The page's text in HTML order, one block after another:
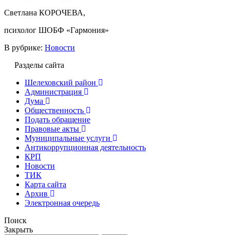
Светлана КОРОЧЕВА,
психолог ШОБФ «Гармония»
В рубрике: Новости
Разделы сайта
Шелеховский район
Администрация
Дума
Общественность
Подать обращение
Правовые акты
Муниципальные услуги
Антикоррупционная деятельность
КРП
Новости
ТИК
Карта сайта
Архив
Электронная очередь
Поиск
Закрыть